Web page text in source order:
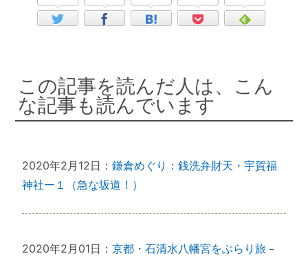
この記事を読んだ人は、こん
な記事も読んでいます
2020年2月12日：鎌倉めぐり：銭洗弁財天・宇賀福
神社ー１（急な坂道！）
2020年2月01日：京都・石清水八幡宮をぶらり旅－